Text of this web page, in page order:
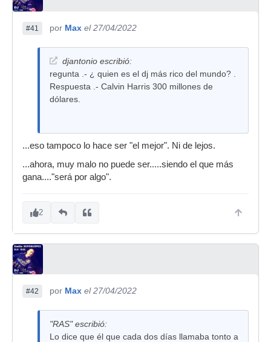
#41 por Max el 27/04/2022
djantonio escribió:
regunta .- ¿ quien es el dj más rico del mundo? .
Respuesta .- Calvin Harris 300 millones de
dólares.
...eso tampoco lo hace ser "el mejor". Ni de lejos.
...ahora, muy malo no puede ser.....siendo el que más
gana...."será por algo".
2
#42 por Max el 27/04/2022
"RAS" escribió:
Lo dice que él que cada dos días llamaba tonto a